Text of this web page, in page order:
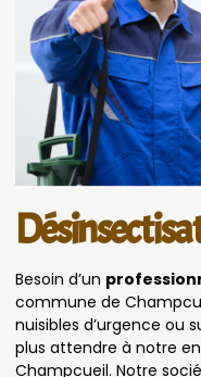
Besoin d’un
commune de
nuisibles d’urgence ou
plus attendre à notre
Champcueil. Notre